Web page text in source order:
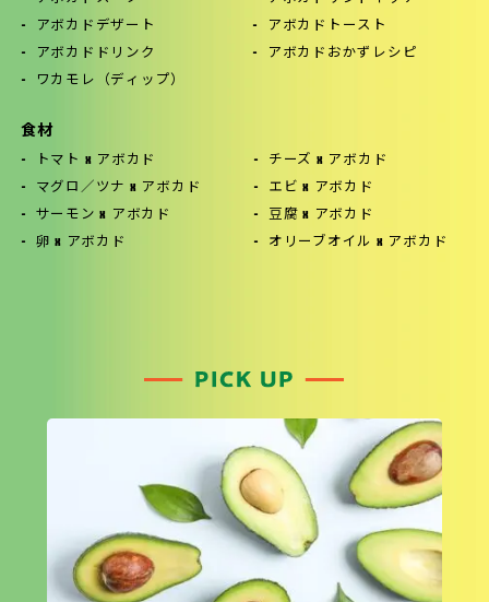
アボカドデザート
アボカドドリンク
ワカモレ（ディップ）
アボカドトースト
アボカドおかずレシピ
食材
トマト x アボカド チーズ x アボカド
マグロ／ツナ x アボカド エビ x アボカド
サーモン x アボカド 豆腐 x アボカド
卵 x アボカド オリーブオイル x アボカド